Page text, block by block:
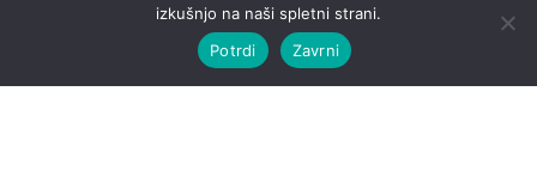
© 2024 – Dom Petra Uzarja Tržič. Vse pravice pridržane.
izkušnjo na naši spletni strani.
Potrdi
Zavrni